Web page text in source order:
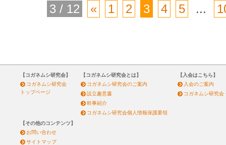
3 / 12 « 1 2 3 4 5 ...
【コガネムシ研究会】
コガネムシ研究会
トップページ
【コガネムシ研究会とは】
コガネムシ研究会のご案内
設立趣意書
幹事紹介
コガネムシ研究会個人情報保護要領
【入会はこちら】
入会のご案内
コガネムシ研究会
【その他のコンテンツ】
お問い合わせ
サイトマップ